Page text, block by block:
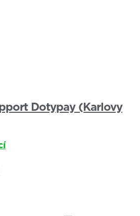
Dotypay (Karlovy